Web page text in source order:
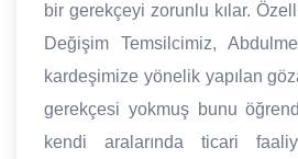
bir gerekçeyi zorunlu kılar.
Değişim Temsilcimiz,
kardeşimize yönelik yapılan
gerekçesi yokmuş bunu
kendi aralarında ticari